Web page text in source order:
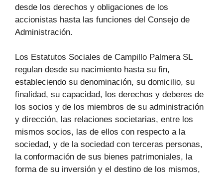
desde los derechos y obligaciones de los
accionistas hasta las funciones del Consejo de
Administración.
Los Estatutos Sociales de Campillo Palmera SL
regulan desde su nacimiento hasta su fin,
estableciendo su denominación, su domicilio, su
finalidad, su capacidad, los derechos y deberes de
los socios y de los miembros de su administración
y dirección, las relaciones societarias, entre los
mismos socios, las de ellos con respecto a la
sociedad, y de la sociedad con terceras personas,
la conformación de sus bienes patrimoniales, la
forma de su inversión y el destino de los mismos,